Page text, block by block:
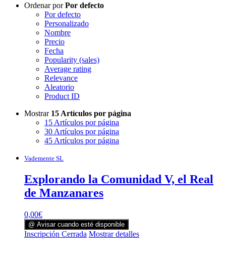
Ordenar porPor defecto
Por defecto
Personalizado
Nombre
Precio
Fecha
Popularity (sales)
Average rating
Relevance
Aleatorio
Product ID
Mostrar 15 Artículos por página
15 Artículos por página
30 Artículos por página
45 Artículos por página
Vademente SL
Explorando la Comunidad V, el Real
de Manzanares
0,00€
@ Avisar cuando esté disponible
Inscripción Cerrada Mostrar detalles